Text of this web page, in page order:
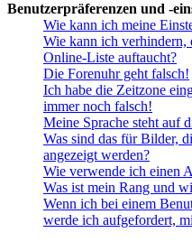
Benutzerpräferenzen und -
Wie kann ich meine
Wie kann ich verhindern,
Online-Liste auftaucht?
Die Forenuhr geht falsch!
Ich habe die Zeitzone
immer noch falsch!
Meine Sprache steht auf
Was sind das für Bilder,
angezeigt werden?
Wie verwende ich einen
Was ist mein Rang und
Wenn ich bei einem
werde ich aufgefordert,